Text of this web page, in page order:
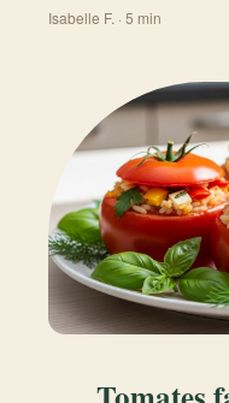
Isabelle F. · 5 min